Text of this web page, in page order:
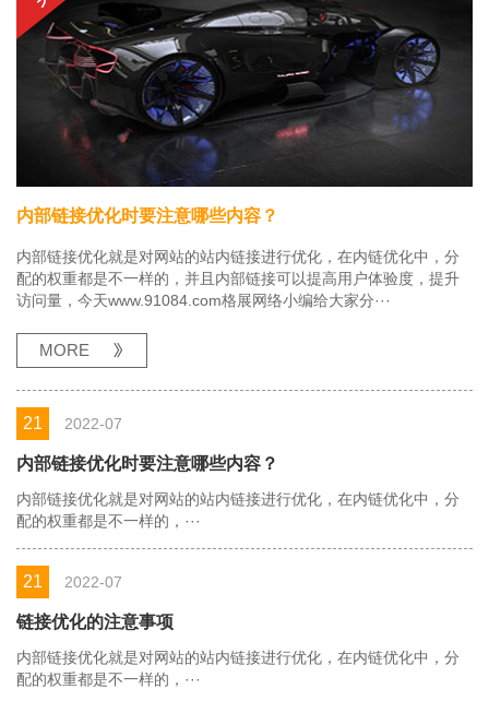
内部链接优化时要注意哪些内容？
内部链接优化就是对网站的站内链接进行优化，在内链优化中，分
配的权重都是不一样的，并且内部链接可以提高用户体验度，提升
访问量，今天www.91084.com格展网络小编给大家分···
MORE
21 2022-07
内部链接优化时要注意哪些内容？
内部链接优化就是对网站的站内链接进行优化，在内链优化中，分
配的权重都是不一样的，···
21 2022-07
链接优化的注意事项
内部链接优化就是对网站的站内链接进行优化，在内链优化中，分
配的权重都是不一样的，···